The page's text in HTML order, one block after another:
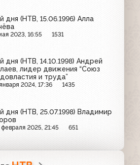
дня (НТВ, 15.06.1996) Алла
2023, 16:55 1531
дня (НТВ, 14.10.1998) Андрей
лидер движения “Союз
и труда”
2024, 17:36 1435
дня (НТВ, 25.07.1998) Владимир
февраля 2025, 21:45 651